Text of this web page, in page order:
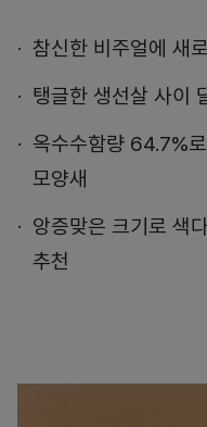
참신한 비주얼에 새
탱글한 생선살 사이
옥수수함량 64.7%
모양새
앙증맞은 크기로 색
추천